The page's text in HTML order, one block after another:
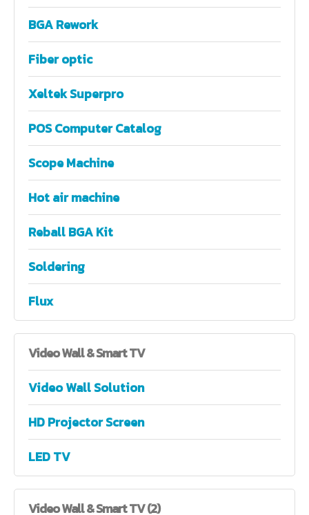
BGA Rework
Fiber optic
Xeltek Superpro
POS Computer Catalog
Scope Machine
Hot air machine
Reball BGA Kit
Soldering
Flux
VideoWall & Smart TV
Video Wall Solution
HD Projector Screen
LED TV
VideoWall & Smart TV (2)